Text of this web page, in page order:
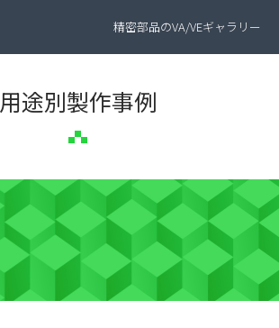
精密部品のVA/VEギャラリー
用途別製作事例